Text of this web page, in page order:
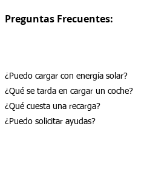
Preguntas Frecuentes:
¿Puedo cargar con energía solar?
¿Qué se tarda en cargar un coche?
¿Qué cuesta una recarga?
¿Puedo solicitar ayudas?